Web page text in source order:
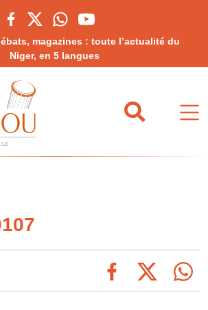
magazines : toute l’actualité du
Niger, en 5 langues